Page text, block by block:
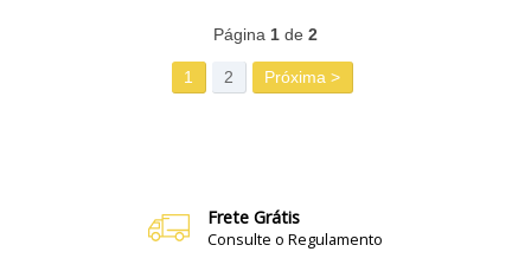
Página 1de 2
1 2 Próxima >
Frete Grátis
Consulte o Regulamento